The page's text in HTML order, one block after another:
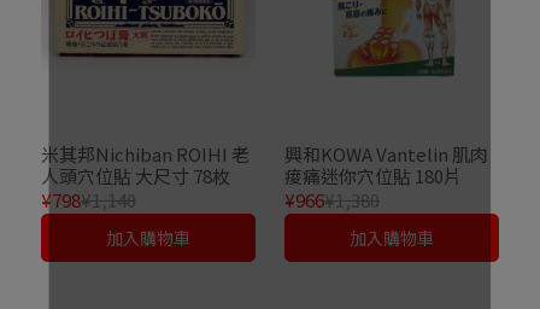
米其邦Nichiban ROIHI 老
人頭穴位貼 大尺寸 78枚
¥798¥1,140
加入購物車
興和KOWA Vantelin 肌肉
痠痛迷你穴位貼 180片
¥966¥1,380
加入購物車